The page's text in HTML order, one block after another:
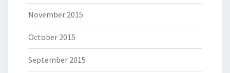
November 2015
October 2015
September 2015